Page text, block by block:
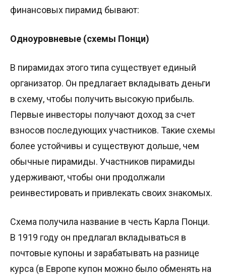
финансовых пирамид бывают:
Одноуровневые (схемы Понци)
В пирамидах этого типа существует единый
организатор. Он предлагает вкладывать деньги
в схему, чтобы получить высокую прибыль.
Первые инвесторы получают доход за счет
взносов последующих участников. Такие схемы
более устойчивы и существуют дольше, чем
обычные пирамиды. Участников пирамиды
удерживают, чтобы они продолжали
реинвестировать и привлекать своих знакомых.
Схема получила название в честь Карла Понци.
В 1919 году он предлагал вкладываться в
почтовые купоны и зарабатывать на разнице
курса (в Европе купон можно было обменять на